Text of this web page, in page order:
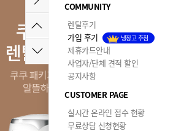
COMMUNITY
렌탈후기
가입 후기
냉장고 추첨
제휴카드안내
사업자/단체 견적 할인
공지사항
CUSTOMER PAGE
실시간 온라인 접수 현황
무료상담 신청현황